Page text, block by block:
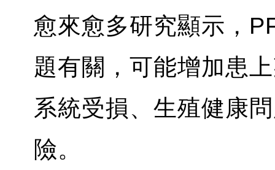
愈來愈多研究顯示，
題有關，可能增加患
系統受損、生殖健康
險。